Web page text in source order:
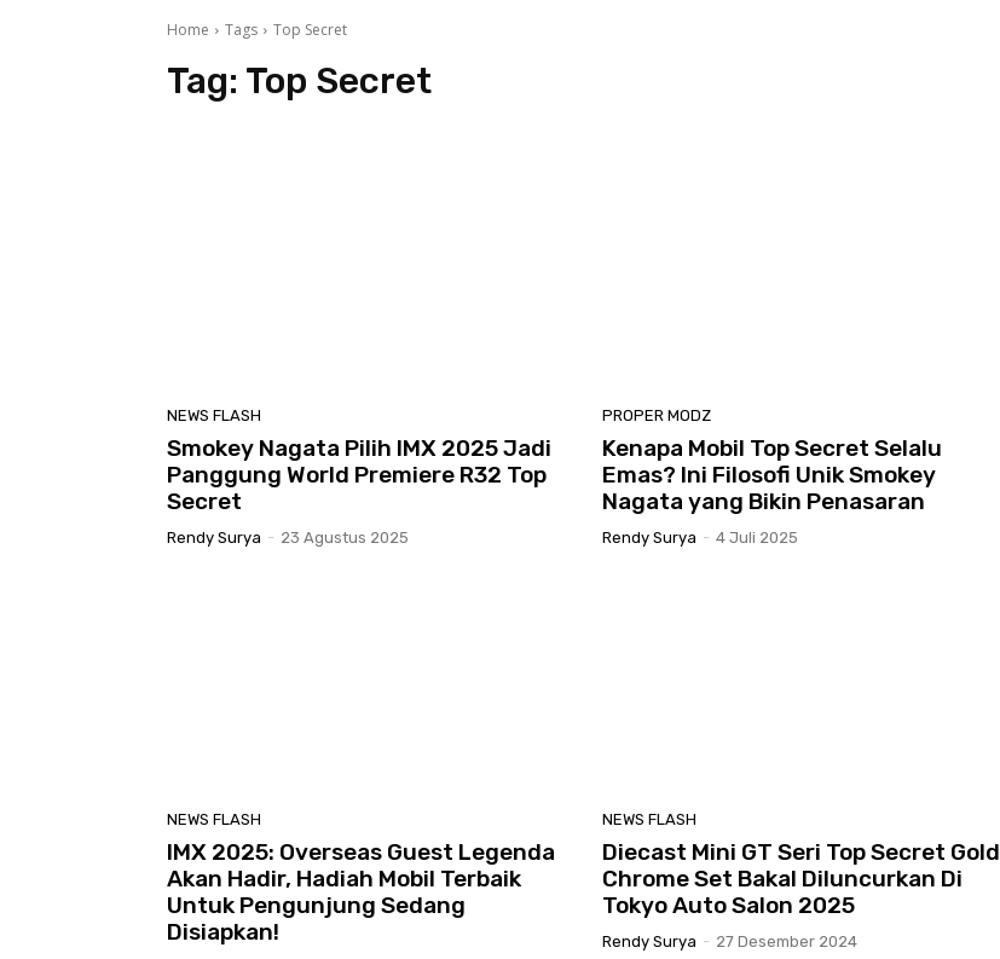
Home Tags Top Secret
Tag: Top Secret
NEWS FLASH
Smokey Nagata Pilih IMX 2025 Jadi
Panggung World Premiere R32 Top
Secret
Rendy Surya - 23 Agustus 2025
PROPER MODZ
Kenapa Mobil Top Secret Selalu
Emas? Ini Filosofi Unik Smokey
Nagata yang Bikin Penasaran
Rendy Surya - 4 Juli 2025
NEWS FLASH
IMX 2025: Overseas Guest Legenda
Akan Hadir, Hadiah Mobil Terbaik
Untuk Pengunjung Sedang
Disiapkan!
NEWS FLASH
Diecast Mini GT Seri Top Secret Gold
Chrome Set Bakal Diluncurkan Di
Tokyo Auto Salon 2025
Rendy Surya - 27 Desember 2024